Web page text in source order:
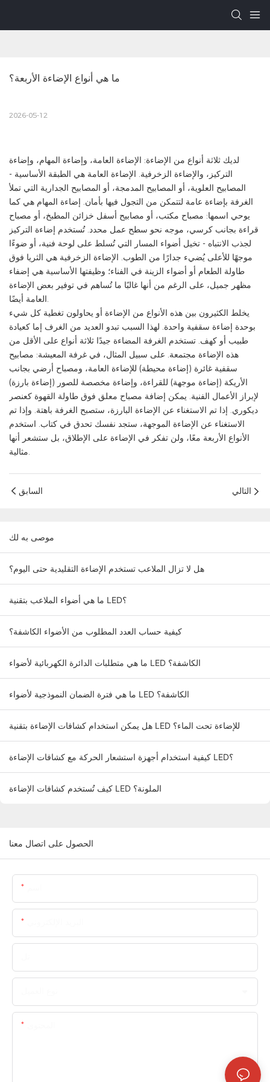
ما هي أنواع الإضاءة الأربعة؟
2026-05-12
لديك ثلاثة أنواع من الإضاءة: الإضاءة العامة، وإضاءة المهام، وإضاءة
التركيز، والإضاءة الزخرفية. الإضاءة العامة هي الطبقة الأساسية -
المصابيح العلوية، أو المصابيح المدمجة، أو المصابيح الجدارية التي تملأ
الغرفة بإضاءة عامة لتتمكن من التجول فيها بأمان. إضاءة المهام هي كما
يوحي اسمها: مصباح مكتب، أو مصابيح أسفل خزائن المطبخ، أو مصباح
قراءة بجانب كرسي، موجه نحو سطح عمل محدد. تُستخدم إضاءة التركيز
لجذب الانتباه - تخيل أضواء المسار التي تُسلط على لوحة فنية، أو ضوءًا
موجهًا للأعلى يُضيء جدارًا من الطوب. الإضاءة الزخرفية هي الثريا فوق
طاولة الطعام أو أضواء الزينة في الفناء؛ وظيفتها الأساسية هي إضفاء
مظهر جميل، على الرغم من أنها غالبًا ما تُساهم في توفير بعض الإضاءة
العامة أيضًا.
يخلط الكثيرون بين هذه الأنواع من الإضاءة أو يحاولون تغطية كل شيء
بوحدة إضاءة سقفية واحدة. لهذا السبب تبدو العديد من الغرف إما كعيادة
طبيب أو كهف. تستخدم الغرفة المضاءة جيدًا ثلاثة أنواع على الأقل من
هذه الإضاءة مجتمعة. على سبيل المثال، في غرفة المعيشة: مصابيح
سقفية غائرة (إضاءة محيطة) للإضاءة العامة، ومصباح أرضي بجانب
الأريكة (إضاءة موجهة) للقراءة، وإضاءة مخصصة للصور (إضاءة بارزة)
لإبراز الأعمال الفنية. يمكن إضافة مصباح معلق فوق طاولة القهوة كعنصر
ديكوري. إذا تم الاستغناء عن الإضاءة البارزة، ستصبح الغرفة باهتة. وإذا تم
الاستغناء عن الإضاءة الموجهة، ستجد نفسك تحدق في كتاب. استخدم
الأنواع الأربعة معًا، ولن تفكر في الإضاءة على الإطلاق، بل ستشعر أنها
مثالية.
السابق التالي
موصى به لك
هل لا تزال الملاعب تستخدم الإضاءة التقليدية حتى اليوم؟
ما هي أضواء الملاعب بتقنية LED؟
كيفية حساب العدد المطلوب من الأضواء الكاشفة؟
ما هي متطلبات الدائرة الكهربائية لأضواء LED الكاشفة؟
ما هي فترة الضمان النموذجية لأضواء LED الكاشفة؟
هل يمكن استخدام كشافات الإضاءة بتقنية LED للإضاءة تحت الماء؟
كيفية استخدام أجهزة استشعار الحركة مع كشافات الإضاءة LED؟
كيف تُستخدم كشافات الإضاءة LED الملونة؟
الحصول على اتصال معنا